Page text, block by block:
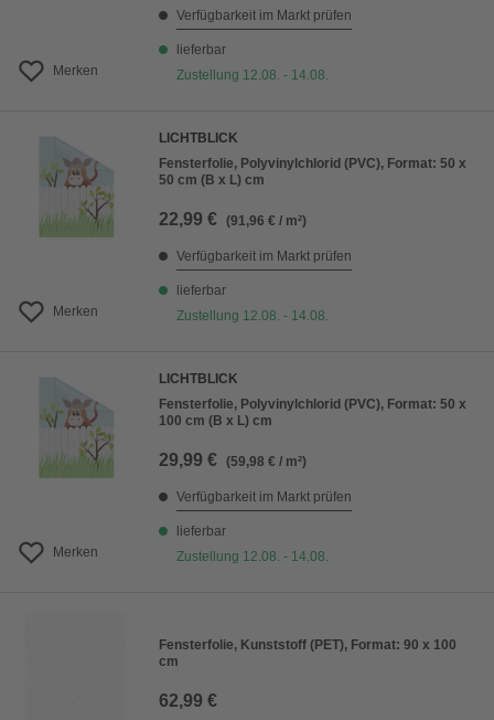
Merken
Verfügbarkeit im Markt prüfen
lieferbar
Zustellung 12.08. - 14.08.
Merken
LICHTBLICK
Fensterfolie, Polyvinylchlorid (PVC), Format: 50 x
50 cm (B x L) cm
22,99 € (91,96 € / m²)
Verfügbarkeit im Markt prüfen
lieferbar
Zustellung 12.08. - 14.08.
Merken
LICHTBLICK
Fensterfolie, Polyvinylchlorid (PVC), Format: 50 x
100 cm (B x L) cm
29,99 € (59,98 € / m²)
Verfügbarkeit im Markt prüfen
lieferbar
Zustellung 12.08. - 14.08.
Fensterfolie, Kunststoff (PET), Format: 90 x 100
cm
62,99 €